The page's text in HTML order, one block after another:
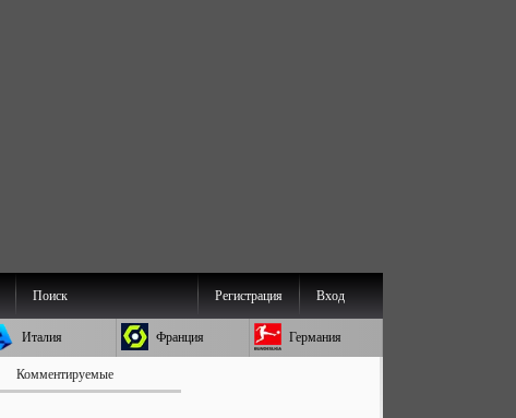
Поиск Вход
Регистрация
Италия Франция Германия
Комментируемые